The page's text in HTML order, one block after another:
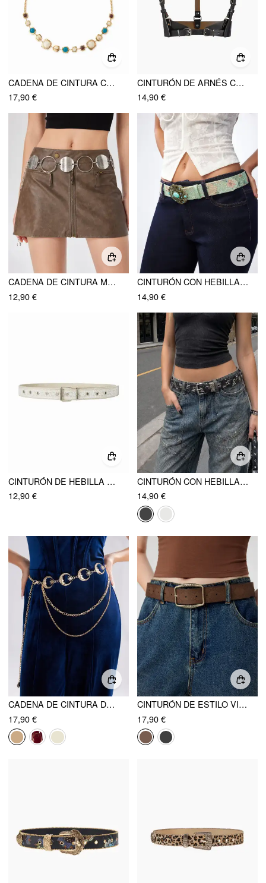
CADENA DE CINTURA CON DECORACIÓN DE PIEDRAS PRECIOSAS
17,90 €
CINTURÓN DE ARNÉS CON HEBILLA EN CAPAS
14,90 €
CADENA DE CINTURA METÁLICA GEOMÉTRICA
12,90 €
CINTURÓN CON HEBILLA DECORATIVA DE PIEDRAS PRECIOSAS
14,90 €
CINTURÓN DE HEBILLA CON ENCAJE FLORAL
12,90 €
CINTURÓN CON HEBILLA DE OJAL ESTRELLA
14,90 €
CADENA DE CINTURA DE CAPAS DE ESTRELLA Y LUNA WHIMSIGOTH
17,90 €
CINTURÓN DE ESTILO VINTAGE
17,90 €